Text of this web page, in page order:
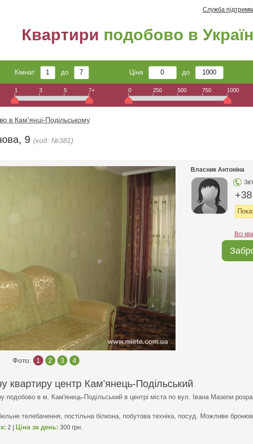
Служба
Квартири подобово в
Кімнат до Ціна до
1 3 5 7+ 0 250 500 750 1000
в Кам'янці-Подільському
9 (код: №381)
Фото: 1 2 3 4
Власник Антоніна
Всі
квартиру центр Кам'янець-Подільський
подобово в м. Кам'янець-Подільський в центрі міста по вул. Івана Мазепи
телебачення, постільна білизна, побутова техніка, посуд. Можливе
2 | Ціна за день: 300 грн.